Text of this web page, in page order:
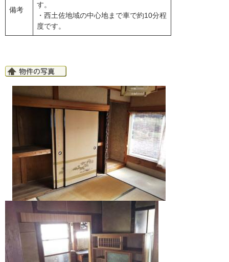
備考
す。
・西土佐地域の中心地まで車で約10分程
度です。